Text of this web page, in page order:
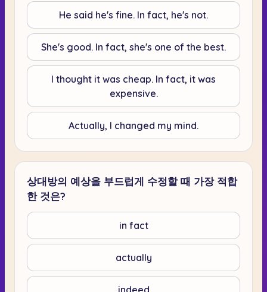
He said he's fine. In fact, he's not.
She's good. In fact, she's one of the best.
I thought it was cheap. In fact, it was
expensive.
Actually, I changed my mind.
상대방의 예상을 부드럽게 수정할 때 가장 적합
한 것은?
in fact
actually